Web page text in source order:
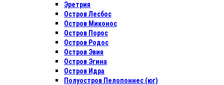
Эретрия
Остров Лесбос
Остров Миконос
Остров Порос
Остров Родос
Остров Эвия
Остров Эгина
Остров Идра
Полуостров Пелопоннес (юг)